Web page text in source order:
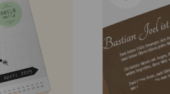
Wunders zu feiern, finden
Ihres Kindes mit diesem
aus, das Ihr Baby mit sich
eigenen Charakter mit diesen